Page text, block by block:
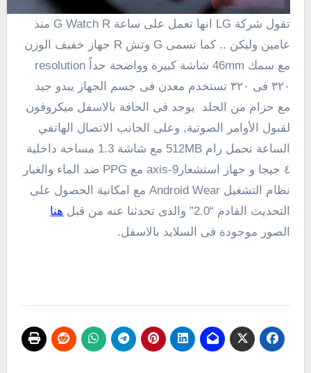
تقول شركة LG انها تعمل على ساعة G Watch R منذ
عامين وليكن .. كما تسمى G وتش R جهاز خفيف الوزن
مع سمك 46mm
شاشة كبيرة وواضحة جداً resolution
٣٢٠ فى ٣٢٠ تستخدم معدن فى جسم الجهاز يبدو جيد
مع حزام من الجلد يوجد فى الحافة بالاسفل ميكروفون
لقبول الأوامر الصوتية, وعلى الجانب
الاتصال الهاتفي
الساعة تحمل رام 512MB مع شاشة 1.3 مساحة داخلية
٤ جيجا و جهاز استشعار9-axis مع PPG ضد الماء والغبار
نظام التشغيل Android Wear مع امكانية الحصول على
التحديث القادم “2.0” والذى تحدثنا عنه من قبل
هنا
الصور موجودة فى السلايد بالاسفل.